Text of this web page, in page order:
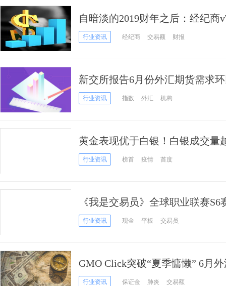
自暗淡的2019财年之后：经纪商
年的破纪录表现
行业资讯 经纪商 交易额 财报
新交所报告6月份外汇期货需求
行业资讯 指数 外汇 机构
黄金表现优于白银！白银成交量
交易所2020年第6期行情月报
行业资讯 榜首 疫情 首度
《我是交易员》全球职业联赛
1632个账户中诞生7大冠军！
行业资讯 现金 平板 交易员
GMO Click突破“夏季慵懒” 6月
行业资讯 保证金 肺炎 交易额